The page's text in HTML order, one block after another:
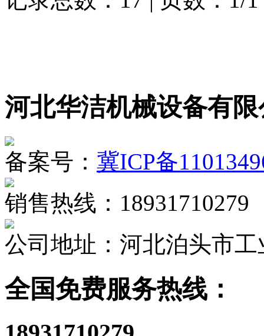
河北华洁机械设备有
备案号： 冀ICP备
销售热线：18931710279
公司地址：河北泊头市
全国免费服务热线：